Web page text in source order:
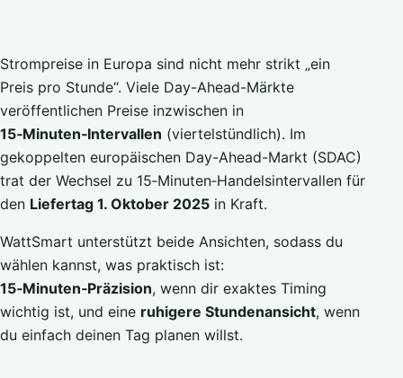
Strompreise in Europa sind nicht mehr strikt „ein
Preis pro Stunde“. Viele Day-Ahead-Märkte
veröffentlichen Preise inzwischen in
15‑Minuten‑Intervallen (viertelstündlich). Im
gekoppelten europäischen Day-Ahead-Markt (SDAC)
trat der Wechsel zu 15‑Minuten‑Handelsintervallen für
den Liefertag 1. Oktober 2025 in Kraft.
WattSmart unterstützt beide Ansichten, sodass du
wählen kannst, was praktisch ist:
15‑Minuten‑Präzision, wenn dir exaktes Timing
wichtig ist, und eine ruhigere Stundenansicht, wenn
du einfach deinen Tag planen willst.